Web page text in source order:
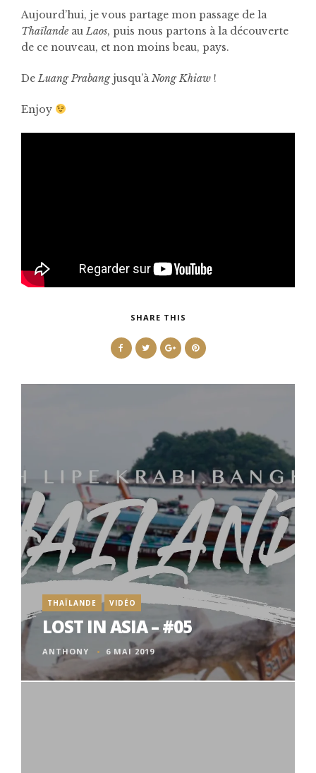
Aujourd’hui, je vous partage mon passage de la
ThaïlandeauLaos, puis nous partons à la découverte
de ce nouveau, et non moins beau, pays.
DeLuang Prabangjusqu’àNong Khiaw !
Enjoy
SHARE THIS
THAÏLANDE VIDÉO
LOST IN ASIA – #05
ANTHONY 6 MAI 2019